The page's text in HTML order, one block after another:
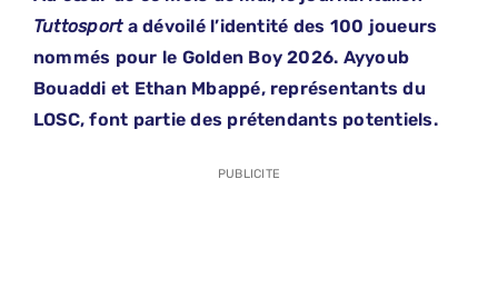
Tuttosporta dévoilé l’identité des 100 joueurs
nommés pour le Golden Boy 2026. Ayyoub
Bouaddi et Ethan Mbappé, représentants du
LOSC, font partie des prétendants potentiels.
PUBLICITE